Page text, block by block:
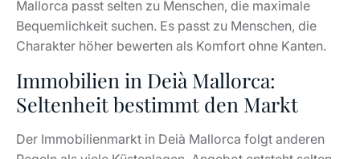
Nachfrage bleibt international, Kaufentscheidungen
hängen stark an Blick, Grundstück, Historie,
Bauzustand und Zufahrt. Zwei Häuser mit ähnlicher
besitzen, wenn eines über freie Meerachsen,
Terrassenland und Privatsphäre verfügt.
Typische Objektarten: